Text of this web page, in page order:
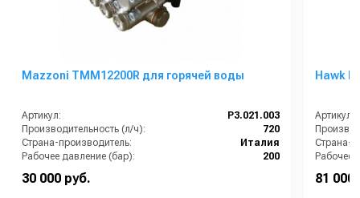
Mazzoni TMM12200R для горячей воды
Артикул:
P3.021.003
Производительность (л/ч):
720
Страна-производитель:
Италия
Рабочее давление (бар):
200
Мощность (кВт):
Масса (кг):
30 000 руб.
Hawk
Артикул:
Страна-
Рабочее
81 000